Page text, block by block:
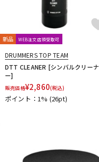
新品 WEB注文店頭受取可
DRUMMERS TOP TEAM
DTT CLEANER [シンバルクリーナ
ー]
販売価格¥2,860(税込)
ポイント：1% (26pt)